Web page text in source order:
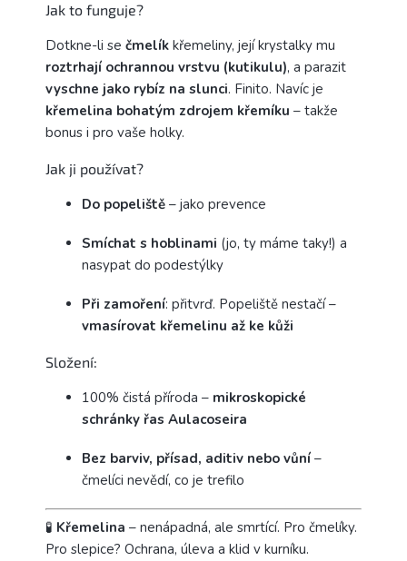
Jak to funguje?
Dotkne-li se čmelík křemeliny, její krystalky mu
roztrhají ochrannou vrstvu (kutikulu), a parazit
vyschne jako rybíz na slunci. Finito. Navíc je
křemelina bohatým zdrojem křemíku – takže
bonus i pro vaše holky.
Jak ji používat?
Do popeliště – jako prevence
Smíchat s hoblinami (jo, ty máme taky!) a
nasypat do podestýlky
Při zamoření: přitvrď. Popeliště nestačí –
vmasírovat křemelinu až ke kůži
Složení:
100% čistá příroda – mikroskopické
schránky řas Aulacoseira
Bez barviv, přísad, aditiv nebo vůní –
čmelíci nevědí, co je trefilo
🧪 Křemelina – nenápadná, ale smrtící. Pro čmelíky.
Pro slepice? Ochrana, úleva a klid v kurníku.